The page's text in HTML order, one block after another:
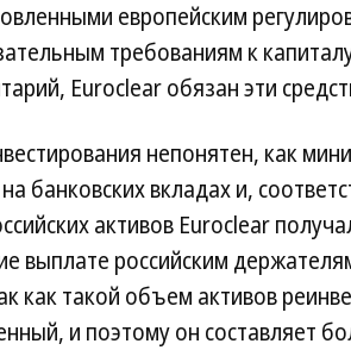
европейским
требованиям к
Euroclear обязан эти
непонятен, как
банковских вкладах и,
активов Euroclear
выплате российским
как такой объем активов
и поэтому он составляет